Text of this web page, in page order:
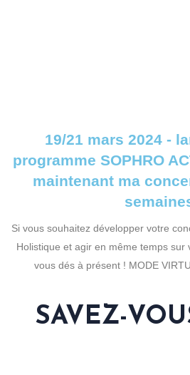
19/21 mars 2024 -
programme SOPHRO
maintenant ma
Si vous souhaitez développer votre
Holistique et agir en même temps sur
vous dés à présent ! MODE
SAVEZ-